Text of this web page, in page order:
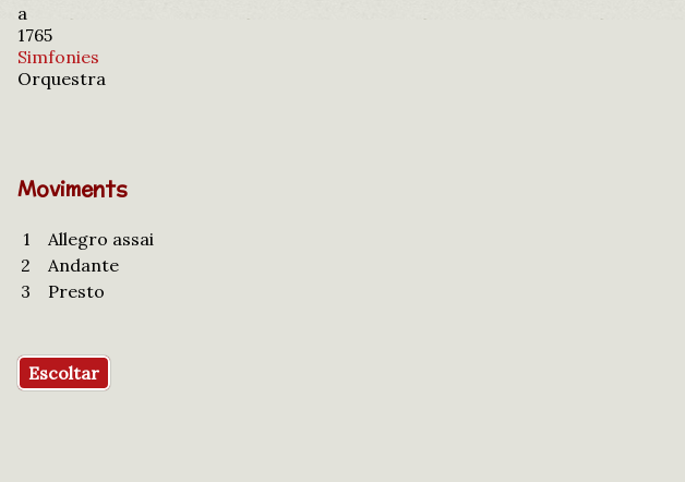
a
1765
Simfonies
Orquestra
Moviments
1
Allegro assai
2
Andante
3
Presto
Escoltar